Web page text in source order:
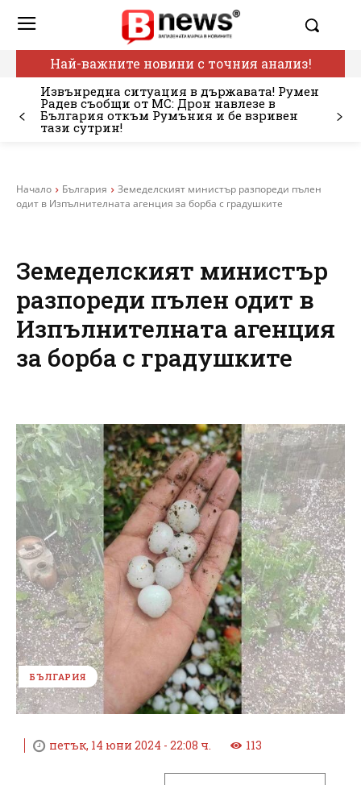
Най-важните новини с точния анализ!
Извънредна ситуация в държавата! Румен
Радев съобщи от МС: Дрон навлезе в
България откъм Румъния и бе взривен
тази сутрин!
Начало България
Земеделският министър разпореди пълен
одит в Изпълнителната агенция за борба с градушките
Земеделският министър
разпореди пълен одит в
Изпълнителната агенция
за борба с градушките
БЪЛГАРИЯ
петък, 14 юни 2024 - 22:08 ч. 113